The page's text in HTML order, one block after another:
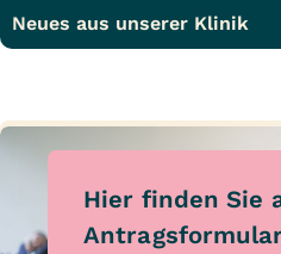
Neues aus unserer Klinik
Hier finden Sie